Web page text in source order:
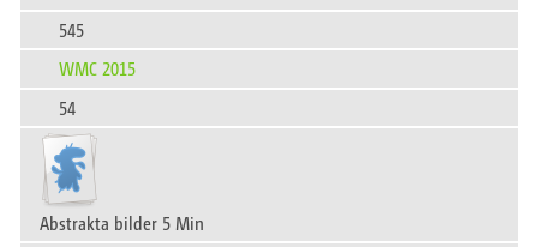
545
WMC 2015
54
Abstrakta bilder 5 Min